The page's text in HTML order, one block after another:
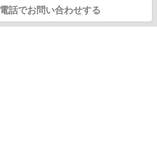
電話でお問い合わせする